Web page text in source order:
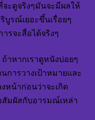
ะดูจริงๆมันจะมีผลให้
บูรณ์เยอะขึ้นเรื่อยๆ
รจะสื่อได้จริงๆ
าหากเราดูหนังบ่อยๆ
การวางเป้าหมายและ
หน้าก่อนว่าจะเกิด
สัมผัสกับอารมณ์เหล่า